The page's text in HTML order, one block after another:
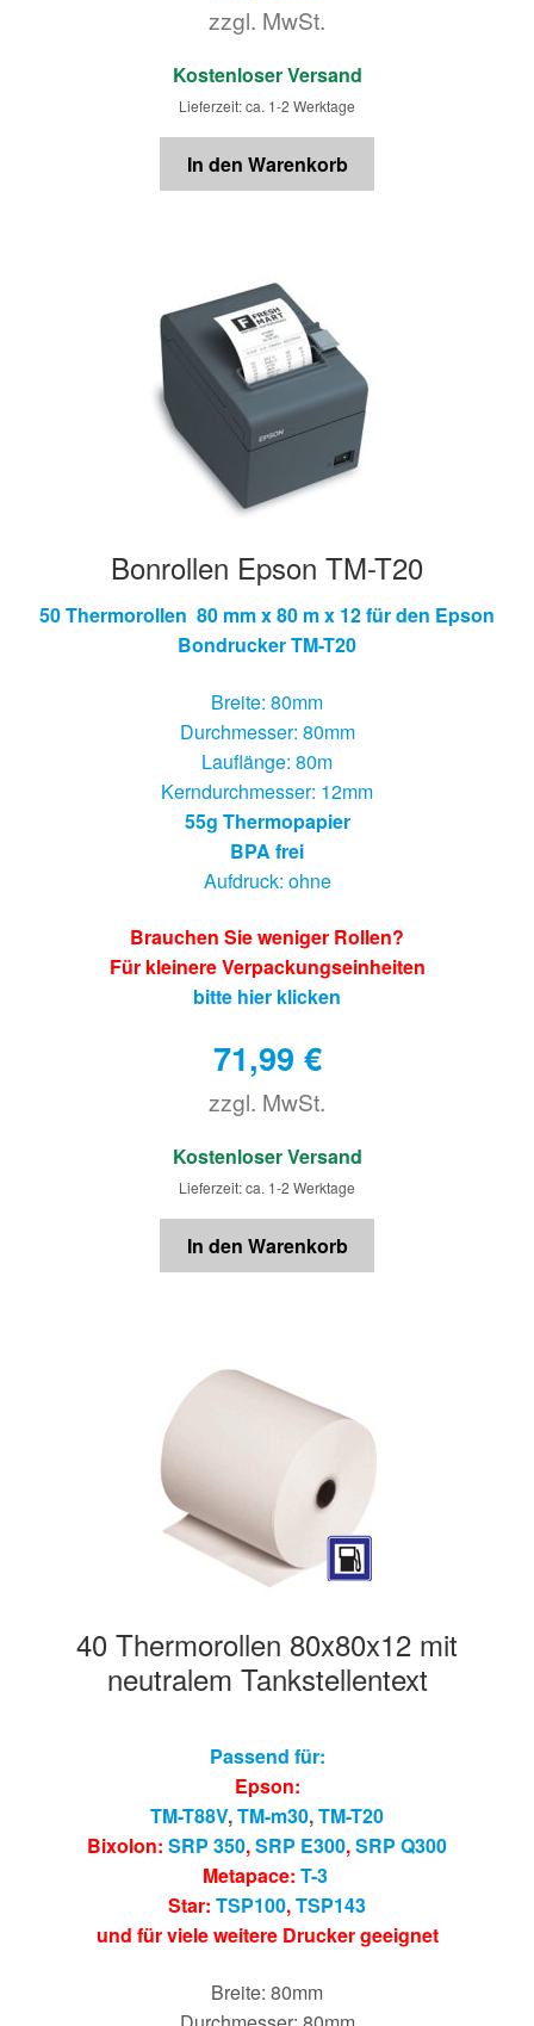
zzgl. MwSt.
€
Kostenloser Versand
Lieferzeit: ca. 1-2 Werktage
In den Warenkorb
Bonrollen Epson TM-T20
50 Thermorollen 80 mm x 80 m x 12 für den Epson
Bondrucker TM-T20
Breite: 80mm
Durchmesser: 80mm
Lauflänge: 80m
Kerndurchmesser: 12mm
55g Thermopapier
BPA frei
Aufdruck: ohne
Brauchen Sie weniger Rollen?
Für kleinere Verpackungseinheiten
bitte hier klicken
71,99 €
zzgl. MwSt.
€
Kostenloser Versand
Lieferzeit: ca. 1-2 Werktage
In den Warenkorb
40 Thermorollen 80x80x12 mit
neutralem Tankstellentext
Passend für:
Epson:
TM-T88V,TM-m30,TM-T20
Bixolon: SRP 350,SRP E300,SRP Q300
Metapace: T-3
Star: TSP100,TSP143
und für viele weitere Drucker geeignet
Breite: 80mm